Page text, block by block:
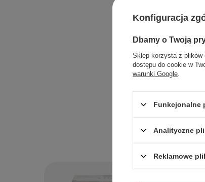
Konfiguracja
Dbamy o Twoją
Sklep korzysta z plików
dostępu do cookie w
warunki Google
Funkcjonalne
Analityczne
Reklamowe